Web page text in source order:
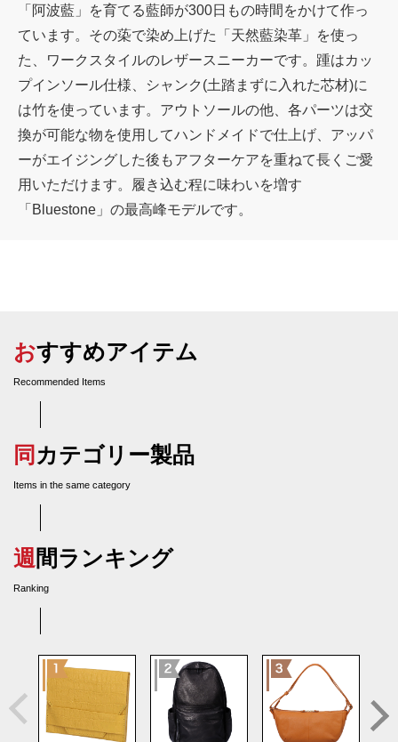
「阿波藍」を育てる藍師が300日もの時間をかけて作っ
ています。その蒅で染め上げた「天然藍染革」を使っ
た、ワークスタイルのレザースニーカーです。踵はカッ
プインソール仕様、シャンク(土踏まずに入れた芯材)に
は竹を使っています。アウトソールの他、各パーツは交
換が可能な物を使用してハンドメイドで仕上げ、アッパ
ーがエイジングした後もアフターケアを重ねて長くご愛
用いただけます。履き込む程に味わいを増す
「Bluestone」の最高峰モデルです。
おすすめアイテム
Recommended Items
同カテゴリー製品
Items in the same category
週間ランキング
Ranking